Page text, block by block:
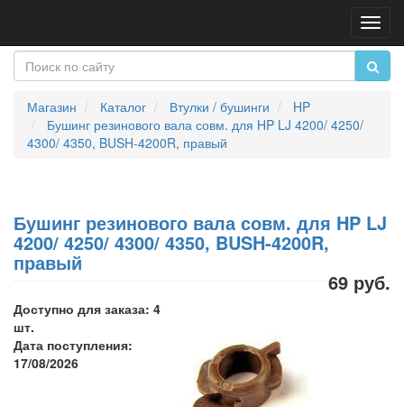
Магазин Каталог Втулки / бушинги
HP
Бушинг резинового вала совм. для HP LJ 4200/ 4250/
4300/ 4350, BUSH-4200R, правый
Бушинг резинового вала совм. для HP LJ
4200/ 4250/ 4300/ 4350, BUSH-4200R,
правый
69 руб.
Доступно для заказа: 4
шт.
Дата поступления:
17/08/2026